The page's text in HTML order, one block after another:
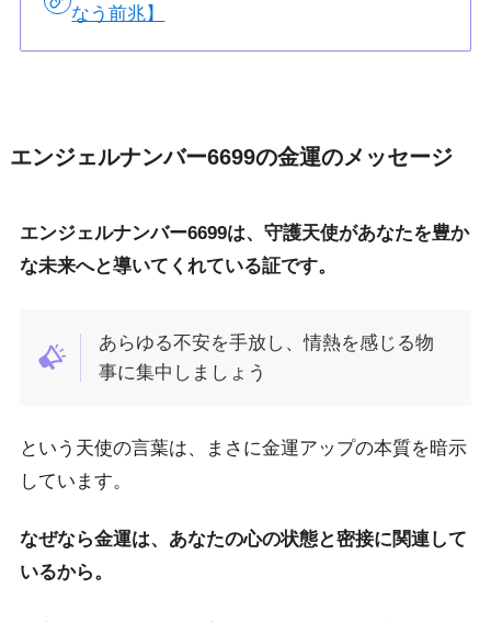
なう前兆】
エンジェルナンバー6699の金運のメッセージ
エンジェルナンバー6699は、守護天使があなたを豊か
な未来へと導いてくれている証です。
あらゆる不安を手放し、情熱を感じる物
事に集中しましょう
という天使の言葉は、まさに金運アップの本質を暗示
しています。
なぜなら金運は、あなたの心の状態と密接に関連して
いるから。